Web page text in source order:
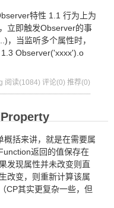
特性 1.1 行为上为
立即触发Observer的事
，当监听多个属性时，
Observer('xxxx').o
阅读(1084) 评论(0) 推荐(0)
概括来讲，就是在需要属
返回的值保存在
发现属性并未改变则直
改变，则重新计算该属
CP其实更复杂一些，但